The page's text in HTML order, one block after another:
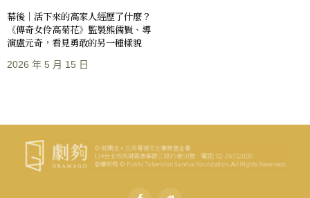
幕後｜活下來的高家人經歷了什麼？
《傳奇女伶高菊花》監製熊儒賢、導
演盧元奇，看見勇敢的另一種樣貌
2026 年 5 月 15 日